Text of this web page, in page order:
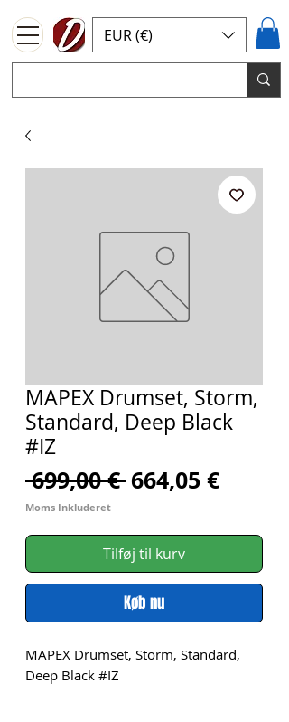
EUR (€)
MAPEX Drumset, Storm,
Standard, Deep Black
#IZ
699,00 € Regulær
664,05 €
Moms Inkluderet
Tilføj til kurv
Køb nu
MAPEX Drumset, Storm, Standard,
Deep Black #IZ